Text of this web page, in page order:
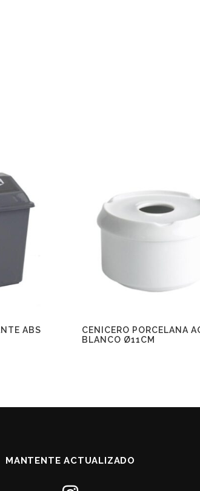
ABS
CENICERO PORCELANA
BLANCO Ø11CM
MANTENTE ACTUALIZADO